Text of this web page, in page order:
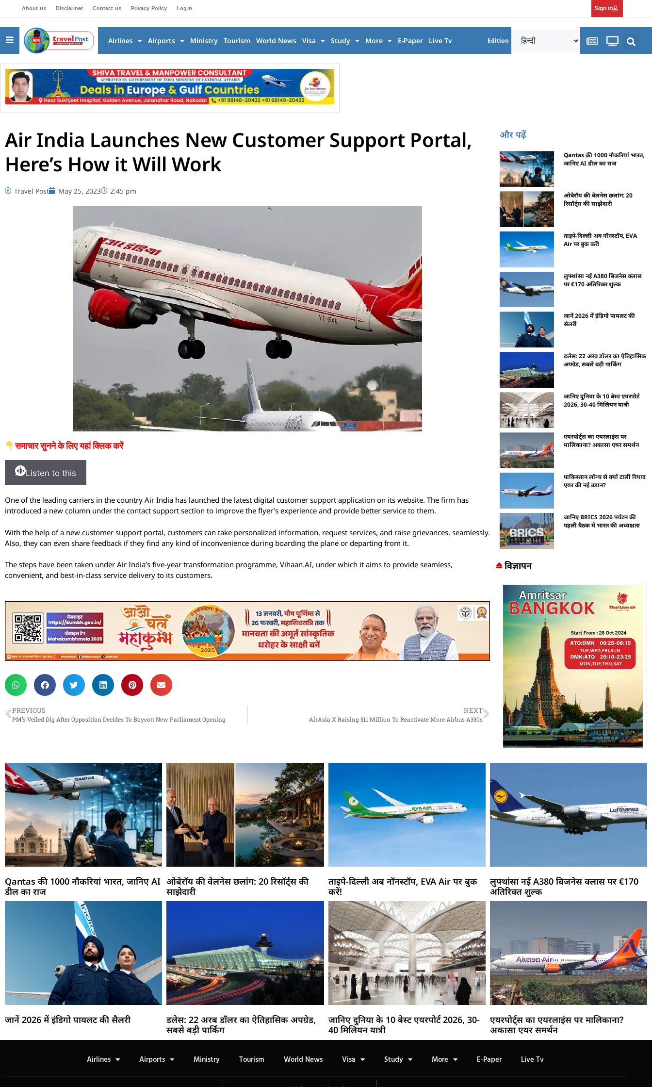
About us Disclaimer Contact us Privacy Policy Login Sign in
Airlines Airports Ministry Tourism World News Visa Study More E-Paper Live Tv Edition
Air India Launches New Customer Support Portal,
Here’s How it Will Work
Travel Post May 25, 2023 2:45 pm
समाचार सुनने के लिए यहां क्लिक करें
Listen to this
One of the leading carriers in the country Air India has launched the latest digital customer support application on its website. The firm has
introduced a new column under the contact support section to improve the flyer’s experience and provide better service to them.
With the help of a new customer support portal, customers can take personalized information, request services, and raise grievances, seamlessly.
Also, they can even share feedback if they find any kind of inconvenience during boarding the plane or departing from it.
The steps have been taken under Air India’s five-year transformation programme, Vihaan.AI, under which it aims to provide seamless,
convenient, and best-in-class service delivery to its customers.
PREVIOUS
PM’s Veiled Dig After Opposition Decides To Boycott New Parliament Opening
NEXT
AirAsia X Raising $11 Million To Reactivate More Airbus A330s
और पढ़ें
Qantas की 1000 नौकरियां भारत,
जानिए AI डील का राज
ओबेरॉय की वेलनेस छलांग: 20
रिसॉर्ट्स की साझेदारी
ताइपे-दिल्ली अब नॉनस्टॉप, EVA
Air पर बुक करें!
लुफ्थांसा नई A380 बिजनेस क्लास
पर €170 अतिरिक्त शुल्क
जानें 2026 में इंडिगो पायलट की
सैलरी
डलेस: 22 अरब डॉलर का ऐतिहासिक
अपग्रेड, सबसे बड़ी पार्किंग
जानिए दुनिया के 10 बेस्ट एयरपोर्ट
2026, 30-40 मिलियन यात्री
एयरपोर्ट्स का एयरलाइंस पर
मालिकाना? अकासा एयर समर्थन
पाकिस्तान लॉन्च से क्यों टाली रियाद
एयर की नई उड़ान?
जानिए BRICS 2026 पर्यटन की
पहली बैठक में भारत की अध्यक्षता
विज्ञापन
Qantas की 1000 नौकरियां भारत, जानिए AI
डील का राज
ओबेरॉय की वेलनेस छलांग: 20 रिसॉर्ट्स की
साझेदारी
ताइपे-दिल्ली अब नॉनस्टॉप, EVA Air पर बुक
करें!
लुफ्थांसा नई A380 बिजनेस क्लास पर €170
अतिरिक्त शुल्क
जानें 2026 में इंडिगो पायलट की सैलरी
डलेस: 22 अरब डॉलर का ऐतिहासिक अपग्रेड,
सबसे बड़ी पार्किंग
जानिए दुनिया के 10 बेस्ट एयरपोर्ट 2026, 30-
40 मिलियन यात्री
एयरपोर्ट्स का एयरलाइंस पर मालिकाना?
अकासा एयर समर्थन
Airlines Airports Ministry Tourism World News Visa Study More E-Paper Live Tv